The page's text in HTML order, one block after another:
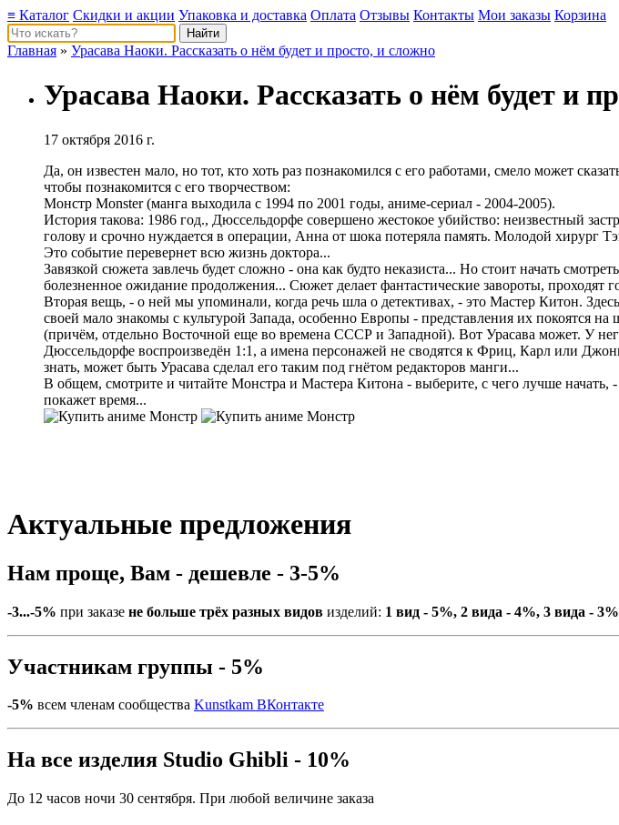
≡ Каталог Скидки и акции Упаковка и доставка Оплата Отзывы Контакты Мои заказы Корзина
Главная » Урасава Наоки. Рассказать о нём будет и просто, и сложно
Урасава Наоки. Рассказать о нём будет и
17 октября 2016 г.
Да, он известен мало, но тот, кто хоть раз познакомился с его работами, смело может
чтобы познакомится с его творчеством:
Монстр Monster (манга выходила с 1994 по 2001 годы, аниме-сериал - 2004-2005).
История такова: 1986 год., Дюссельдорфе совершено жестокое убийство: неизвестный
голову и срочно нуждается в операции, Анна от шока потеряла память. Молодой хирург
Это событие перевернет всю жизнь доктора...
Завязкой сюжета завлечь будет сложно - она как будто неказиста... Но стоит начать
болезненное ожидание продолжения... Сюжет делает фантастические завороты,
Вторая вещь, - о ней мы упоминали, когда речь шла о детективах, - это Мастер Китон.
своей мало знакомы с культурой Запада, особенно Европы - представления их покоятся
(причём, отдельно Восточной еще во времена СССР и Западной). Вот Урасава может. У
Дюссельдорфе воспроизведён 1:1, а имена персонажей не сводятся к Фриц, Карл или
знать, может быть Урасава сделал его таким под гнётом редакторов манги...
В общем, смотрите и читайте Монстра и Мастера Китона - выберите, с чего лучше
покажет время...
Актуальные предложения
Нам проще, Вам - дешевле - 3-5%
-3...-5% при заказе не больше трёх разных видов изделий: 1 вид - 5%, 2 вида - 4%, 3 вида -
Участникам группы - 5%
-5% всем членам сообщества Kunstkam ВКонтакте
На все изделия Studio Ghibli - 10%
До 12 часов ночи 30 сентября. При любой величине заказа